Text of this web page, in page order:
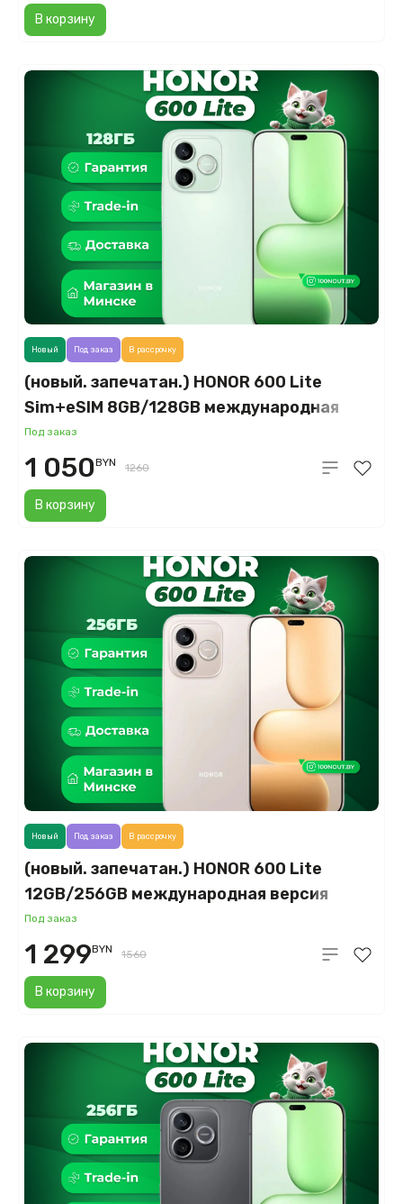
В корзину
(новый. запечатан.) HONOR 600 Lite
Sim+eSIM 8GB/128GB международная
версия (зеленый)
Под заказ
В корзину
Новый Под заказ В рассрочку
1 050BYN 1260
(новый. запечатан.) HONOR 600 Lite
12GB/256GB международная версия
(пустынное золото)
Под заказ
В корзину
Новый Под заказ В рассрочку
1 299BYN 1560